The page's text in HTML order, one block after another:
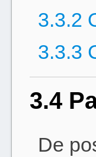
3.3.2
3.3.3
3.4
De